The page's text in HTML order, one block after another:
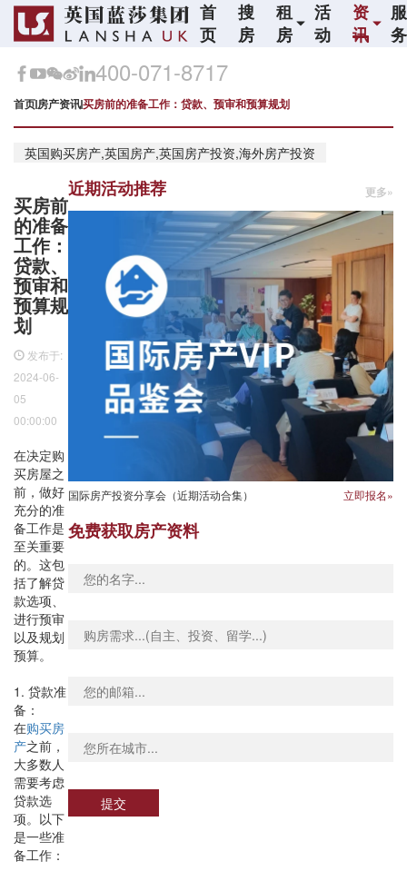
首
页
搜
房
租
房
活
动
资
讯
服
务
400-071-8717
首页房产资讯买房前的准备工作：贷款、预审和预算规划
英国购买房产,英国房产,英国房产投资,海外房产投资
买房前
的准备
工作：
贷款、
预审和
预算规
划
发布于:
2024-06-
05
00:00:00
在决定购
买房屋之
前，做好
充分的准
备工作是
至关重要
的。这包
括了解贷
款选项、
进行预审
以及规划
预算。
1. 贷款准
备：
在购买房
产之前，
大多数人
需要考虑
贷款选
项。以下
是一些准
备工作：
近期活动推荐 更多»
国际房产投资分享会（近期活动合集） 立即报名»
免费获取房产资料
提交